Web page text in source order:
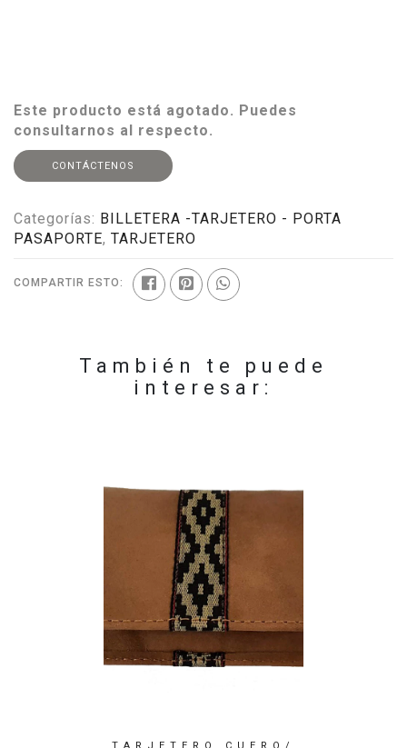
Este producto está agotado. Puedes
consultarnos al respecto.
CONTÁCTENOS
Categorías: BILLETERA -TARJETERO - PORTA
PASAPORTE, TARJETERO
COMPARTIR ESTO:
También te puede
interesar: